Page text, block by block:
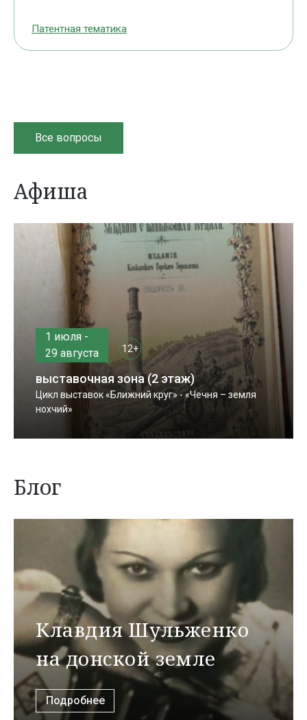
Патентная тематика
Все вопросы
Афиша
1 июля -
29 августа
12+
выставочная зона (2 этаж)
Цикл выставок «Ближний круг» - «Чечня – земля
нохчий»
Блог
Клавдия Шульженко
на донской земле
Подробнее